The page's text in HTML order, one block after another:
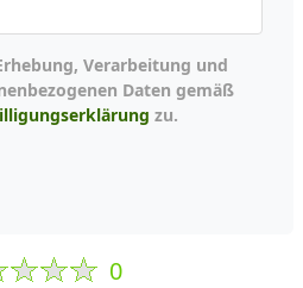
Daten gemäß
zu.
0